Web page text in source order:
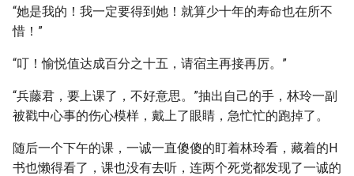
“她是我的！我一定要得到她！就算少十年的寿命也在所不
惜！”
“叮！愉悦值达成百分之十五，请宿主再接再厉。”
“兵藤君，要上课了，不好意思。”抽出自己的手，林玲一副
被戳中心事的伤心模样，戴上了眼睛，急忙忙的跑掉了。
随后一个下午的课，一诚一直傻傻的盯着林玲看，藏着的H
书也懒得看了，课也没有去听，连两个死党都发现了一诚的